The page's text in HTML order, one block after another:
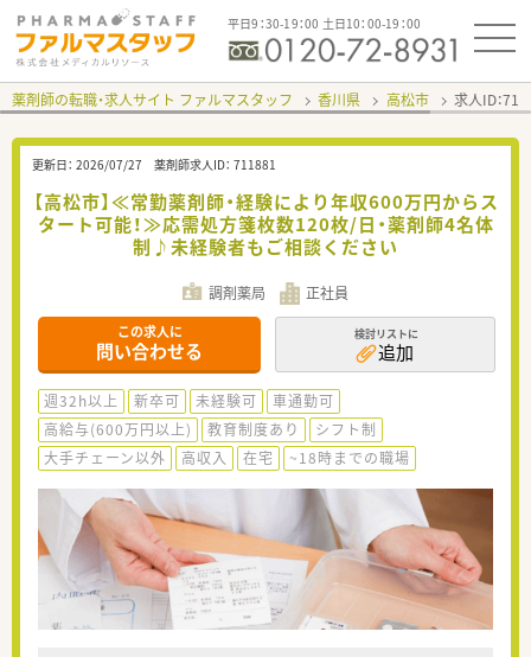
平日9：30-19：00 土日10：00-19：00
薬剤師の転職・求人サイト ファルマスタッフ 香川県 高松市 求人ID：
更新日： 2026/07/27 薬剤師求人ID： 711881
【高松市】≪常勤薬剤師・経験により年収600万円からス
タート可能！≫応需処方箋枚数120枚/日・薬剤師4名体
制♪未経験者もご相談ください
調剤薬局 正社員
この求人に
問い合わせる
検討リストに
追加
週32h以上 新卒可 未経験可
車通勤可
高給与(600万円以上)
教育制度あり
シフト制
大手チェーン以外
高収入 在宅 ~18時までの職場